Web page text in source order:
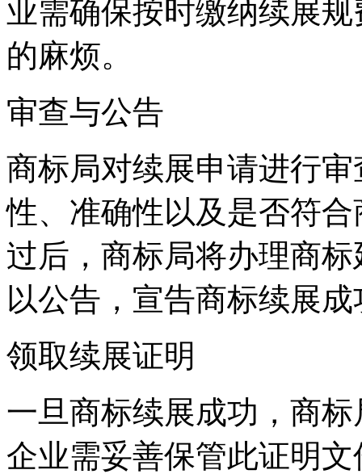
业需确保按时缴纳续展
的麻烦。
审查与公告
商标局对续展申请进行
性、准确性以及是否符
过后，商标局将办理商
以公告，宣告商标续展成
领取续展证明
一旦商标续展成功，商
企业需妥善保管此证明